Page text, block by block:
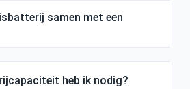
samen met een
heb ik nodig?